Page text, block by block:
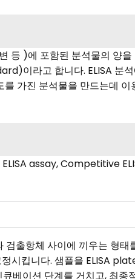
등 )에 포함된 분석물의 양
이라고 합니다. ELISA 분
진 분석물을 만드는데 이
assay, Competitive
출항체 사이에 끼우는 형태
시킵니다. 샘플을 ELISA
베이션 단계를 거치고, 최종